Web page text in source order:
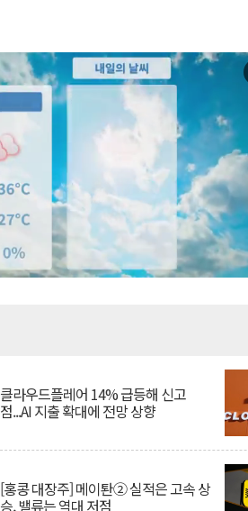
클라우드플레어 14% 급등해 신고
점...AI 지출 확대에 전망 상향
[홍콩 대장주] 메이퇀② 실적은 고속 상
승, 밸류는 역대 저점